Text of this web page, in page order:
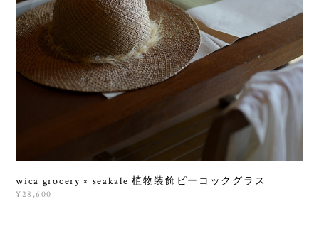
wica grocery × seakale 植物装飾ピーコックグラス
¥28,600